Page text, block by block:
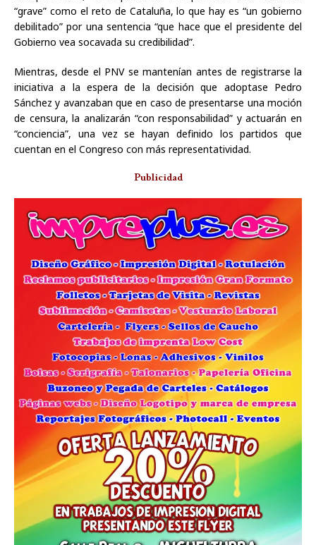
“grave” como el reto de Cataluña, lo que hay es “un gobierno
debilitado” por una sentencia “que hace que el presidente del
Gobierno vea socavada su credibilidad”.
Mientras, desde el PNV se mantenían antes de registrarse la
iniciativa a la espera de la decisión que adoptase Pedro
Sánchez y avanzaban que en caso de presentarse una moción
de censura, la analizarán “con responsabilidad” y actuarán en
“conciencia”, una vez se hayan definido los partidos que
cuentan en el Congreso con más representatividad.
Publicidad